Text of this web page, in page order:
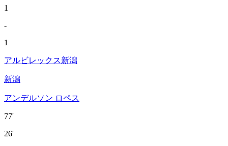
1
-
1
アルビレックス新潟
新潟
アンデルソン ロペス
77'
26'